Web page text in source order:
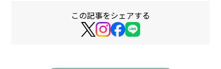
この記事をシェアする